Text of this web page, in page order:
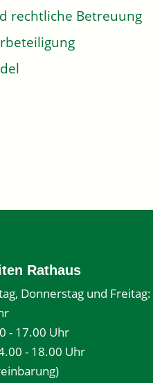
rechtliche Betreuung
Rathaus
Donnerstag und Freitag:
- 17.00 Uhr
- 18.00 Uhr